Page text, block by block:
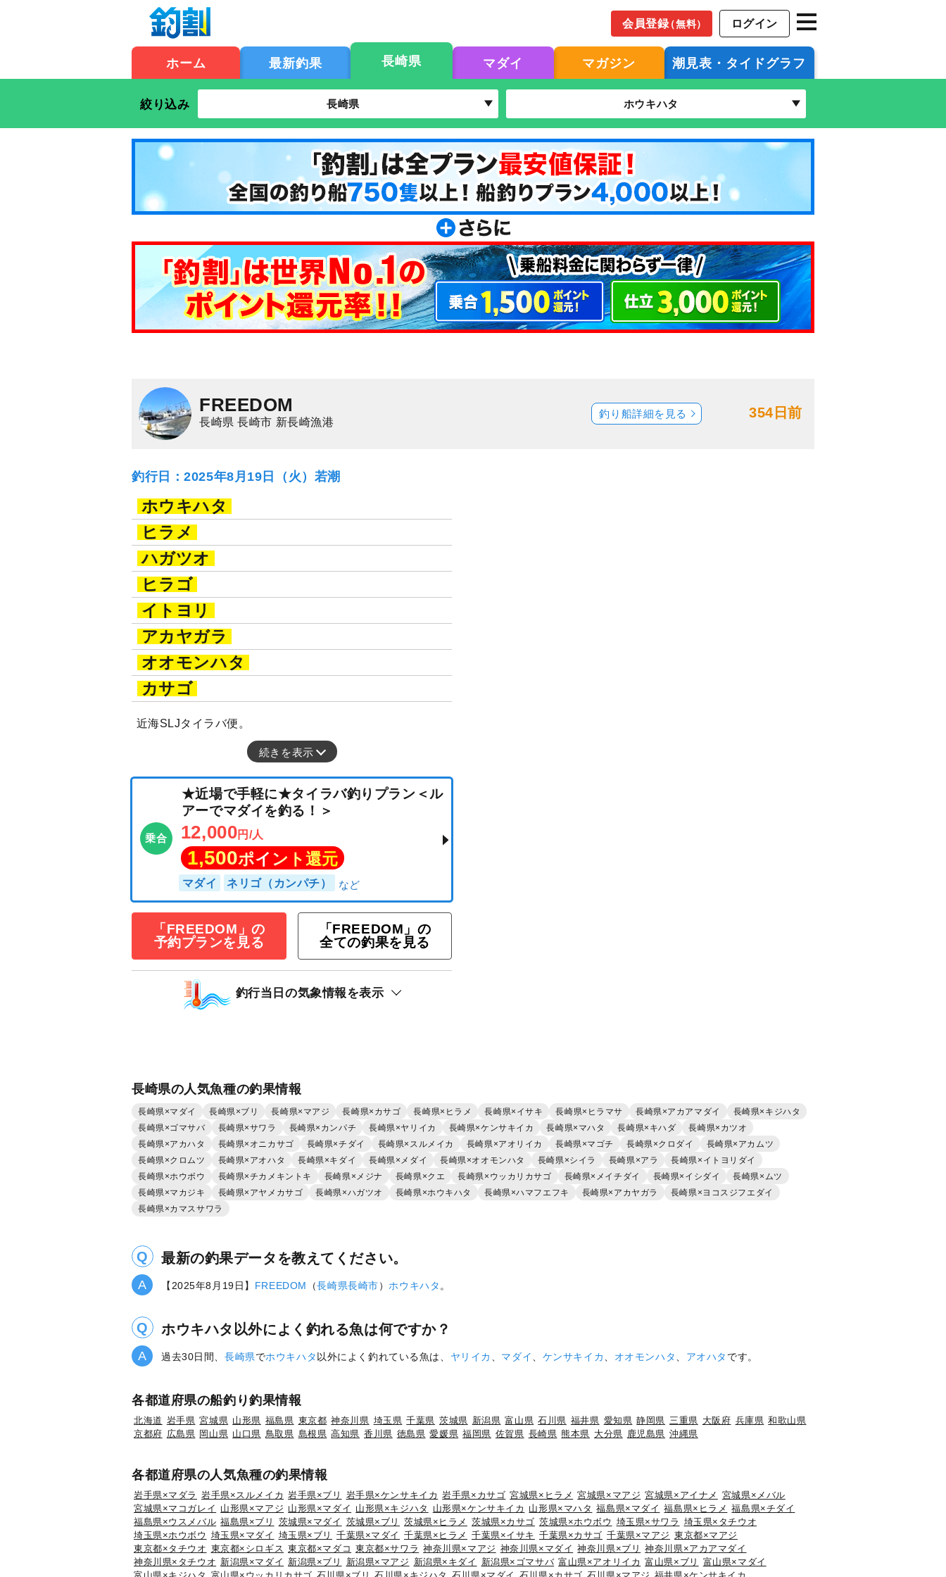
会員登録（無料） ログイン
ホーム 最新釣果 長崎県 マダイ マガジン 潮見表・タイドグラフ
絞り込み 長崎県 ホウキハタ
FREEDOM
長崎県 長崎市 新長崎漁港
354日前
釣り船詳細を見る
釣行日：2025年8月19日（火）若潮
ホウキハタ
ヒラメ
ハガツオ
ヒラゴ
イトヨリ
アカヤガラ
オオモンハタ
カサゴ
近海SLJタイラバ便。
続きを表示
乗合
★近場で手軽に★タイラバ釣りプラン＜ル
アーでマダイを釣る！＞
12,000
1,500ポイント還元
マダイ ネリゴ（カンパチ）
「FREEDOM」の
予約プランを見る
「FREEDOM」の
全ての釣果を見る
釣行当日の気象情報を表示
長崎県の人気魚種の釣果情報
長崎県×マダイ 長崎県×ブリ 長崎県×マアジ 長崎県×カサゴ 長崎県×ヒラメ 長崎県×イサキ 長崎県×ヒラマサ 長崎県×アカアマダイ
長崎県×キジハタ
長崎県×ゴマサバ
長崎県×サワラ 長崎県×カンパチ 長崎県×ヤリイカ 長崎県×ケンサキイカ 長崎県×マハタ 長崎県×キハダ
長崎県×カツオ
長崎県×アカハタ
長崎県×オニカサゴ 長崎県×チダイ 長崎県×スルメイカ 長崎県×アオリイカ 長崎県×マゴチ 長崎県×クロダイ
長崎県×アカムツ
長崎県×クロムツ
長崎県×アオハタ 長崎県×キダイ 長崎県×メダイ 長崎県×オオモンハタ 長崎県×シイラ 長崎県×アラ
長崎県×イトヨリダイ
長崎県×ホウボウ
長崎県×チカメキントキ 長崎県×メジナ 長崎県×クエ 長崎県×ウッカリカサゴ 長崎県×メイチダイ 長崎県×イシダイ
長崎県×ムツ
長崎県×マカジキ
長崎県×アヤメカサゴ 長崎県×ハガツオ 長崎県×ホウキハタ 長崎県×ハマフエフキ 長崎県×アカヤガラ
長崎県×ヨコスジフエダイ
長崎県×カマスサワラ
最新の釣果データを教えてください。
【2025年8月19日】 FREEDOM （長崎県長崎市） ホウキハタ 。
ホウキハタ以外によく釣れる魚は何ですか？
過去30日間、 長崎県でホウキハタ 以外によく釣れている魚は、 ヤリイカ マダイ ケンサキイカ オオモンハタ アオハタ です。
各都道府県の船釣り釣果情報
北海道 岩手県 宮城県 山形県 福島県 東京都 神奈川県 埼玉県 千葉県 茨城県 新潟県 富山県 石川県 福井県 愛知県 静岡県 三重県 大阪府 兵庫県 和歌山県
京都府 広島県 岡山県 山口県 鳥取県 島根県 高知県 香川県 徳島県 愛媛県 福岡県 佐賀県 長崎県 熊本県 大分県 鹿児島県 沖縄県
各都道府県の人気魚種の釣果情報
岩手県×マダラ 岩手県×スルメイカ 岩手県×ブリ 岩手県×ケンサキイカ 岩手県×カサゴ 宮城県×ヒラメ 宮城県×マアジ 宮城県×アイナメ 宮城県×メバル
宮城県×マコガレイ 山形県×マアジ 山形県×マダイ 山形県×キジハタ 山形県×ケンサキイカ 山形県×マハタ 福島県×マダイ 福島県×ヒラメ 福島県×チダイ
福島県×ウスメバル 福島県×ブリ 茨城県×マダイ 茨城県×ブリ 茨城県×ヒラメ 茨城県×カサゴ 茨城県×ホウボウ 埼玉県×サワラ 埼玉県×タチウオ
埼玉県×ホウボウ 埼玉県×マダイ 埼玉県×ブリ 千葉県×マダイ 千葉県×ヒラメ 千葉県×イサキ 千葉県×カサゴ 千葉県×マアジ 東京都×マアジ
東京都×タチウオ 東京都×シロギス 東京都×マダコ 東京都×サワラ 神奈川県×マアジ 神奈川県×マダイ 神奈川県×ブリ
神奈川県×アカアマダイ
神奈川県×タチウオ 新潟県×マダイ 新潟県×ブリ 新潟県×マアジ 新潟県×キダイ 新潟県×ゴマサバ 富山県×アオリイカ 富山県×ブリ
富山県×マダイ